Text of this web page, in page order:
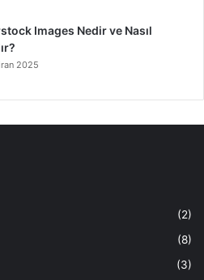
Images Nedir ve Nasıl
2025
(2)
(8)
(3)